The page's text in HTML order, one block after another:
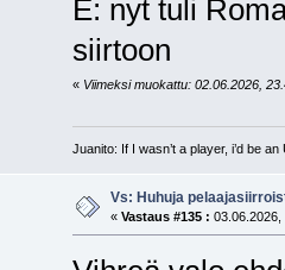
E: nyt tuli
siirtoon
« Viimeksi muokattu: 02.06.2026,
Juanito: If I wasn’t a player, i’d be an
Vs: Huhuja
« Vastaus #135 : 03.06.2026,